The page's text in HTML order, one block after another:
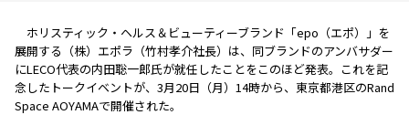
ホリスティック・ヘルス＆ビューティーブランド「epo（エポ）」を
展開する（株）エポラ（竹村孝介社長）は、同ブランドのアンバサダー
にLECO代表の内田聡一郎氏が就任したことをこのほど発表。これを記
念したトークイベントが、3月20日（月）14時から、東京都港区のRand
Space AOYAMAで開催された。